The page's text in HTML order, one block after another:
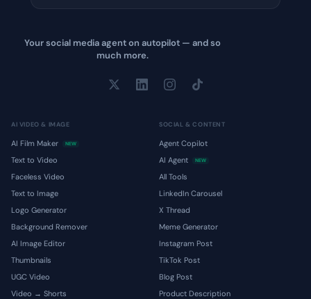
Your social media agent on autopilot — and so
much more.
AI VIDEO & IMAGE
AI Film Maker NEW
Text to Video
Faceless Video
Text to Image
Logo Generator
Background Remover
AI Image Editor
Thumbnails
UGC Video
Video → Shorts
SOCIAL & CONTENT
Agent Copilot
AI Agent
NEW
All Tools
LinkedIn Carousel
X Thread
Meme Generator
Instagram Post
TikTok Post
Blog Post
Product Description